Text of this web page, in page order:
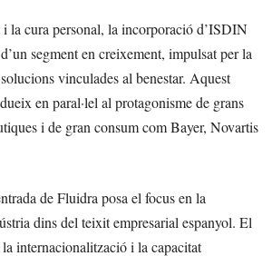
i la cura personal, la incorporació d’ISDIN
segment en creixement, impulsat per la
vinculades al benestar. Aquest
en paral·lel al protagonisme de grans
i de gran consum com Bayer, Novartis
de Fluidra posa el focus en la
dins del teixit empresarial espanyol. El
internacionalització i la capacitat